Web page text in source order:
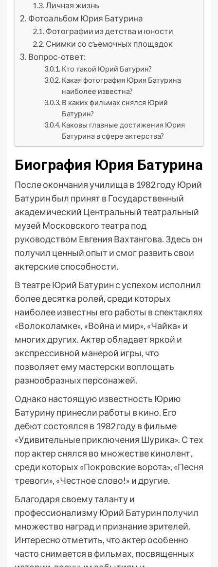
Личная жизнь
Фотоальбом Юрия Батурина
Фотографии из детства и юности
Снимки со съемочных площадок
Вопрос-ответ:
Кто такой Юрий Батурин?
Какая фотография Юрия Батурина
наиболее известна?
В каких фильмах снялся Юрий
Батурин?
Каковы главные достижения Юрия
Батурина в сфере актерства?
Биография Юрия Батурина
После окончания училища в 1982 году Юрий
Батурин был принят в Государственный
академический Центральный театральный
музей Московского театра под
руководством Евгения Вахтангова. Здесь он
получил ценный опыт и смог развить свои
актерские способности.
В театре Юрий Батурин с успехом исполнил
более десятка ролей, среди которых
наиболее известны его работы в спектаклях
«Волоколамке», «Война и мир», «Чайка» и
многих других. Актер обладает яркой и
экспрессивной манерой игры, что
позволяет ему мастерски воплощать
разнообразных персонажей.
Однако настоящую известность Юрию
Батурину принесли работы в кино. Его
дебют состоялся в 1982 году в фильме
«Удивительные приключения Шурика». С тех
пор актер снялся во множестве кинолент,
среди которых «Покровские ворота», «Песня
тревоги», «Честное слово!» и другие.
Благодаря своему таланту и
профессионализму Юрий Батурин получил
множество наград и признание зрителей.
Интересно отметить, что актер особенно
часто снимается в фильмах, посвященных